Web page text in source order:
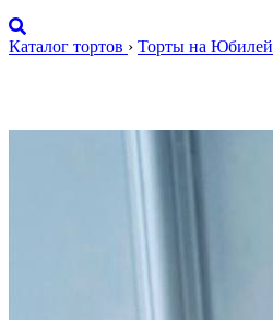
Каталог тортов › Торты на Юбилей